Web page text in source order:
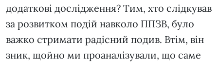
додаткові дослідження? Тим, хто слідкував
за розвитком подій навколо ППЗВ, було
важко стримати радісний подив. Втім, він
зник, щойно ми проаналізували, що саме